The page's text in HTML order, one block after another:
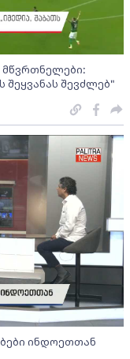
მწვრთნელები:
შეყვანას შევძლებ"
ინდოეთთან